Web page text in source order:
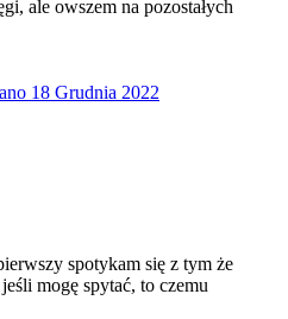
ale owszem na pozostałych
18 Grudnia 2022
spotykam się z tym że
mogę spytać, to czemu